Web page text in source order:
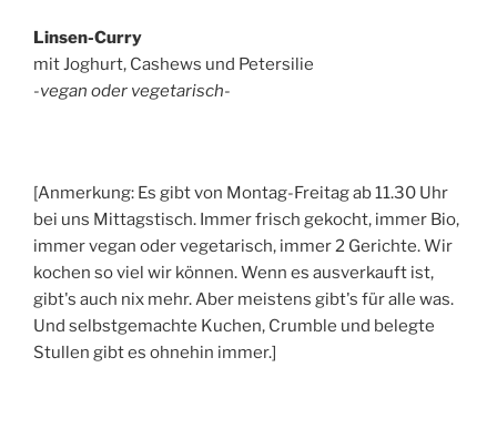
Linsen-Curry
mit Joghurt, Cashews und Petersilie
-vegan oder vegetarisch-
[Anmerkung: Es gibt von Montag-Freitag ab 11.30 Uhr
bei uns Mittagstisch. Immer frisch gekocht, immer Bio,
immer vegan oder vegetarisch, immer 2 Gerichte. Wir
kochen so viel wir können. Wenn es ausverkauft ist,
gibt's auch nix mehr. Aber meistens gibt's für alle was.
Und selbstgemachte Kuchen, Crumble und belegte
Stullen gibt es ohnehin immer.]